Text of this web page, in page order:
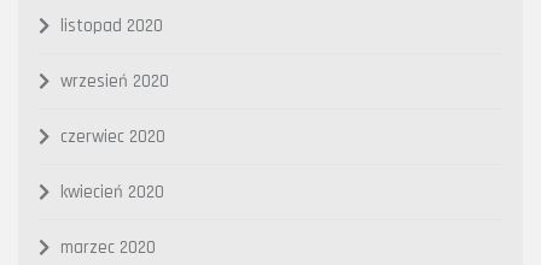
listopad 2020
wrzesień 2020
czerwiec 2020
kwiecień 2020
marzec 2020